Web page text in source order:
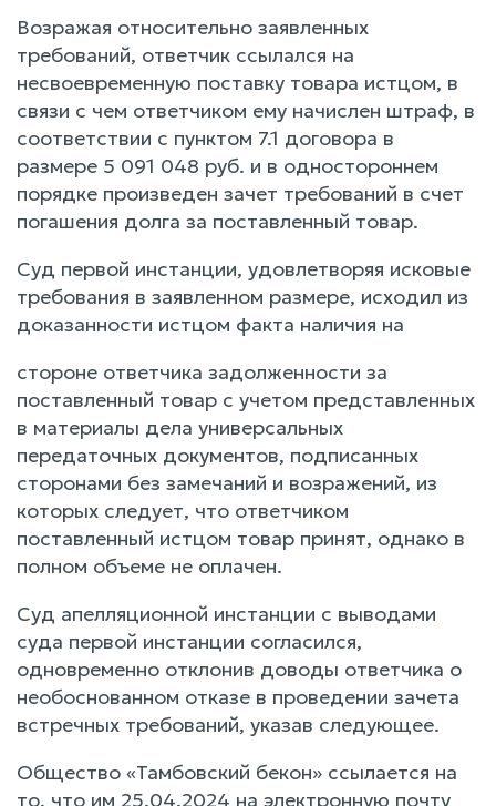
Возражая относительно заявленных
требований, ответчик ссылался на
несвоевременную поставку товара истцом, в
связи с чем ответчиком ему начислен штраф, в
соответствии с пунктом 7.1 договора в
размере 5 091 048 руб. и в одностороннем
порядке произведен зачет требований в счет
погашения долга за поставленный товар.
Суд первой инстанции, удовлетворяя исковые
требования в заявленном размере, исходил из
доказанности истцом факта наличия на
стороне ответчика задолженности за
поставленный товар с учетом представленных
в материалы дела универсальных
передаточных документов, подписанных
сторонами без замечаний и возражений, из
которых следует, что ответчиком
поставленный истцом товар принят, однако в
полном объеме не оплачен.
Суд апелляционной инстанции с выводами
суда первой инстанции согласился,
одновременно отклонив доводы ответчика о
необоснованном отказе в проведении зачета
встречных требований, указав следующее.
Общество «Тамбовский бекон» ссылается на
то, что им 25.04.2024 на электронную почту